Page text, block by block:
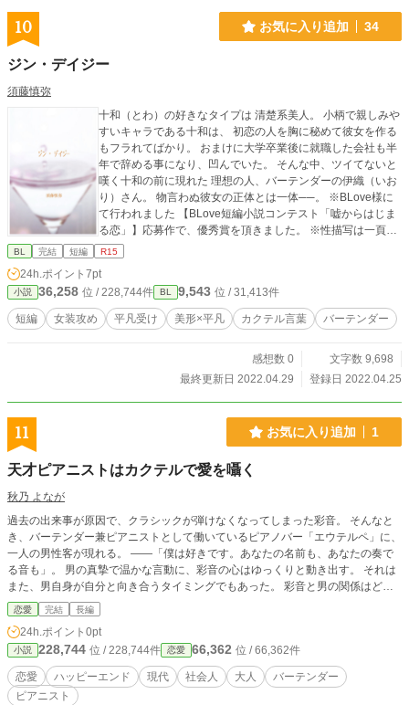
10 お気に入り追加 34
ジン・デイジー
須藤慎弥
十和（とわ）の好きなタイプは 清楚系美人。 小柄で親しみや
すいキャラである十和は、 初恋の人を胸に秘めて彼女を作る
もフラれてばかり。 おまけに大学卒業後に就職した会社も半
年で辞める事になり、凹んでいた。 そんな中、ツイてないと
嘆く十和の前に現れた 理想の人、バーテンダーの伊織（いお
り）さん。 物言わぬ彼女の正体とは一体──。 ※BLove様に
て行われました 【BLove短編小説コンテスト「嘘からはじま
る恋」】応募作で、優秀賞を頂きました。 ※性描写は一頁目
のみ
BL 完結 短編 R15
24h.ポイント 7pt
小説 36,258 位 / 228,744件 BL 9,543 位 / 31,413件
短編 女装攻め 平凡受け 美形×平凡 カクテル言葉 バーテンダー
感想数 0
文字数 9,698
最終更新日 2022.04.29
登録日 2022.04.25
11 お気に入り追加 1
天才ピアニストはカクテルで愛を囁く
秋乃 よなが
過去の出来事が原因で、クラシックが弾けなくなってしまった彩音。 そんなと
き、バーテンダー兼ピアニストとして働いているピアノバー「エウテルペ」に、
一人の男性客が現れる。 ――「僕は好きです。あなたの名前も、あなたの奏で
る音も」。 男の真摯で温かな言動に、彩音の心はゆっくりと動き出す。 それは
また、男自身が自分と向き合うタイミングでもあった。 彩音と男の関係はどう
なるのか？ そして、甘美な音でピアノを弾きこなす男の正体とは？ ※本作は
「小説家になろう」にも投稿しています。
恋愛 完結 長編
24h.ポイント 0pt
小説 228,744 位 / 228,744件 恋愛 66,362 位 / 66,362件
恋愛 ハッピーエンド 現代 社会人 大人
バーテンダー
ピアニスト